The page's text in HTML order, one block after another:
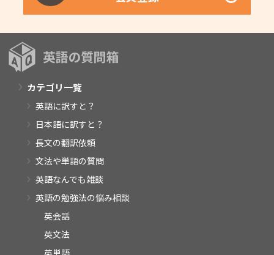
カテゴリ一覧
英語に訳すと？
日本語に訳すと？
長文の翻訳依頼
文法や単語の質問
英語なんでも雑談
英語の勉強法の悩み相談
英会話
英文法
英単語